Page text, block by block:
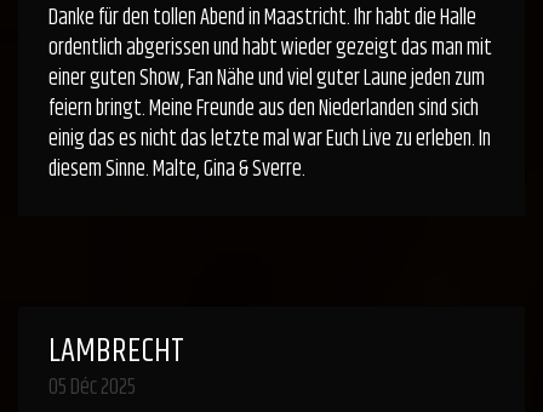
Danke für den tollen Abend in Maastricht. Ihr habt die Halle
ordentlich abgerissen und habt wieder gezeigt das man mit
einer guten Show, Fan Nähe und viel guter Laune jeden zum
feiern bringt. Meine Freunde aus den Niederlanden sind sich
einig das es nicht das letzte mal war Euch Live zu erleben. In
diesem Sinne. Malte, Gina & Sverre.
LAMBRECHT
05 Déc 2025